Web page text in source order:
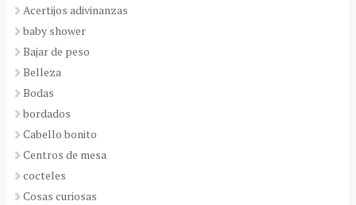
Acertijos adivinanzas
baby shower
Bajar de peso
Belleza
Bodas
bordados
Cabello bonito
Centros de mesa
cocteles
Cosas curiosas